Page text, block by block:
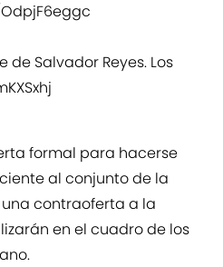
Salvador Reyes. Los
formal para hacerse
al conjunto de la
contraoferta a la
en el cuadro de los